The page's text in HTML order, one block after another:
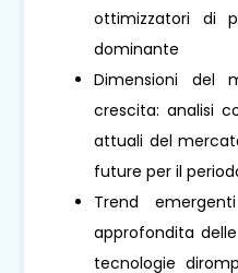
ottimizzatori di
dominante
Dimensioni del
crescita: analisi
attuali del
future per il
Trend
approfondita
tecnologie